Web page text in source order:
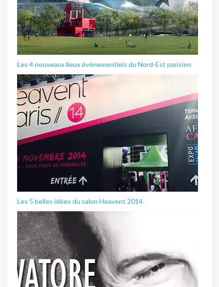
Les 4 nouveaux lieux événementiels du Nord-Est parisien
Les 5 belles idées du salon Heavent 2014